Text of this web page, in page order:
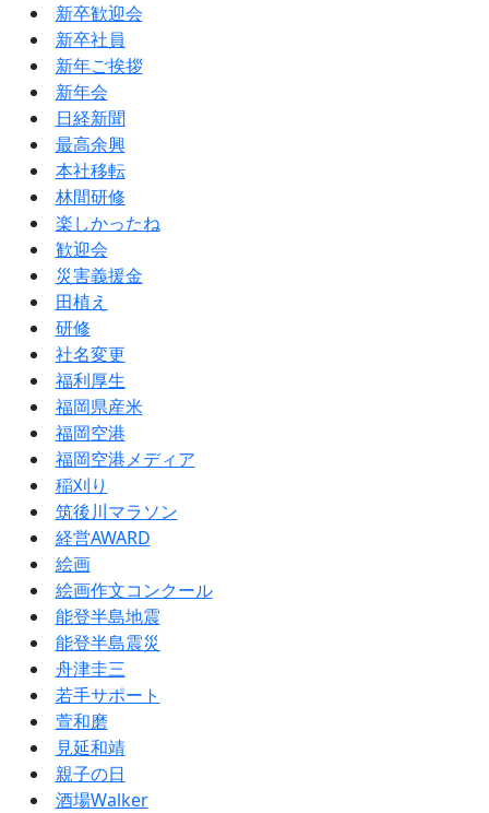
新卒歓迎会
新卒社員
新年ご挨拶
新年会
日経新聞
最高余興
本社移転
林間研修
楽しかったね
歓迎会
災害義援金
田植え
研修
社名変更
福利厚生
福岡県産米
福岡空港
福岡空港メディア
稲刈り
筑後川マラソン
経営AWARD
絵画
絵画作文コンクール
能登半島地震
能登半島震災
舟津圭三
若手サポート
萱和磨
見延和靖
親子の日
酒場Walker